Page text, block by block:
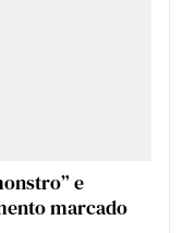
e
marcado